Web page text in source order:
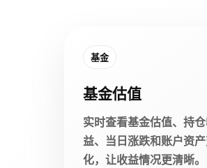
基金
基金估值
实时查看基金估值、持
益、当日涨跌和账户资
化，让收益情况更清晰。